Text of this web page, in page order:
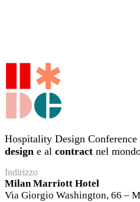
Hospitality Design Conference
design e al contract nel
Indirizzo
Milan Marriott Hotel
Via Giorgio Washington, 66 –